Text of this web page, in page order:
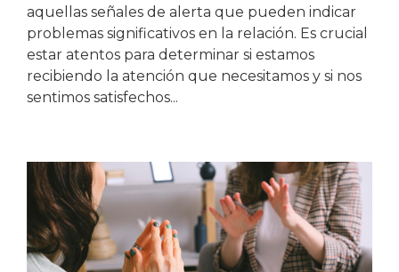
aquellas señales de alerta que pueden indicar
problemas significativos en la relación. Es crucial
estar atentos para determinar si estamos
recibiendo la atención que necesitamos y si nos
sentimos satisfechos...